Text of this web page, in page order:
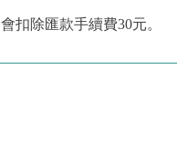
扣除匯款手續費30元。